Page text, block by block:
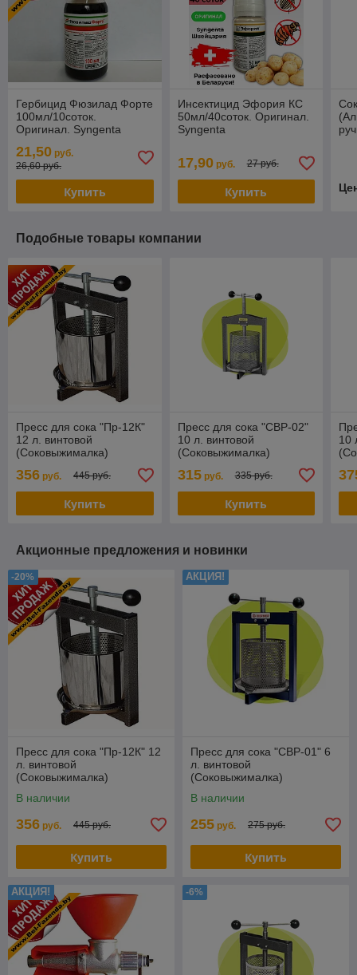
Гербицид Фюзилад Форте
100мл/10соток.
Оригинал. Syngenta
21,50 руб.
26,60 руб.
Купить
Инсектицид Эфория КС
50мл/40соток. Оригинал.
Syngenta
17,90руб. 27 руб.
Купить
Подобные товары компании
Пресс для сока "Пр-12К"
12 л. винтовой
(Соковыжималка)
356 руб. 445 руб.
Купить
Пресс для сока "СВР-02"
10 л. винтовой
(Соковыжималка)
315руб. 335 руб.
Купить
10
Акционные предложения и новинки
-20%
Пресс для сока "Пр-12К" 12
л. винтовой
(Соковыжималка)
В наличии
356 руб. 445 руб.
Купить
АКЦИЯ!
Пресс для сока "СВР-01" 6
л. винтовой
(Соковыжималка)
В наличии
255 руб. 275 руб.
Купить
АКЦИЯ! -6%